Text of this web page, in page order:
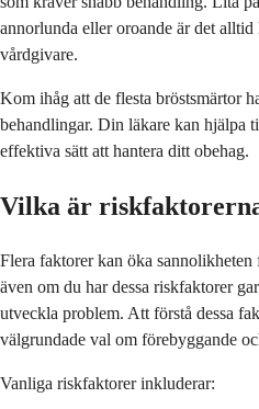
annorlunda eller oroande är det
vårdgivare.
Kom ihåg att de flesta bröstsmärtor
behandlingar. Din läkare kan hjälpa
effektiva sätt att hantera ditt obehag.
Vilka är
Flera faktorer kan öka
även om du har dessa riskfaktorer
utveckla problem. Att förstå dessa
välgrundade val om förebyggande
Vanliga riskfaktorer inkluderar: